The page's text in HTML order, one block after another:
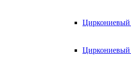
Циркониевый